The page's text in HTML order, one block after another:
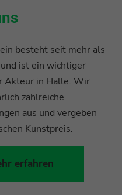
besteht seit mehr als
ist ein wichtiger
Akteur in Halle. Wir
zahlreiche
aus und vergeben
Kunstpreis.
erfahren